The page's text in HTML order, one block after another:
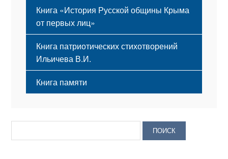
Книга «История Русской общины Крыма
от первых лиц»
Книга патриотических стихотворений
Ильичева В.И.
Книга памяти